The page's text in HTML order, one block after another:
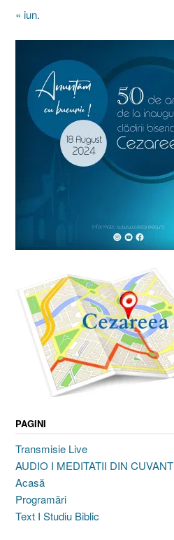
« iun.
PAGINI
Transmisie Live
AUDIO I MEDITATII DIN CUVANT
Acasă
Programări
Text I Studiu Biblic